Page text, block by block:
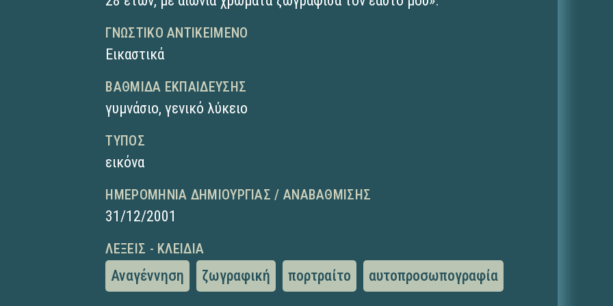
ΓΝΩΣΤΙΚΌ ΑΝΤΙΚΕΊΜΕΝΟ
Εικαστικά
ΒΑΘΜΊΔΑ ΕΚΠΑΊΔΕΥΣΗΣ
γυμνάσιο,γενικό λύκειο
ΤΎΠΟΣ
εικόνα
ΗΜΕΡΟΜΗΝΊΑ ΔΗΜΙΟΥΡΓΊΑΣ / ΑΝΑΒΆΘΜΙΣΗΣ
31/12/2001
ΛΈΞΕΙΣ - ΚΛΕΙΔΙΆ
Αναγέννηση ζωγραφική πορτραίτο αυτοπροσωπογραφία